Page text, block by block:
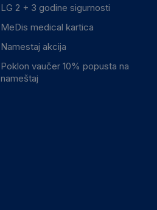
LG 2 + 3 godine sigurnosti
MeDis medical kartica
Namestaj akcija
Poklon vaučer 10% popusta na
nameštaj